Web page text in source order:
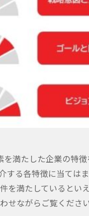
を満たした企業の特徴
する各特徴に当ては
を満たしているとい
せながらご覧ください